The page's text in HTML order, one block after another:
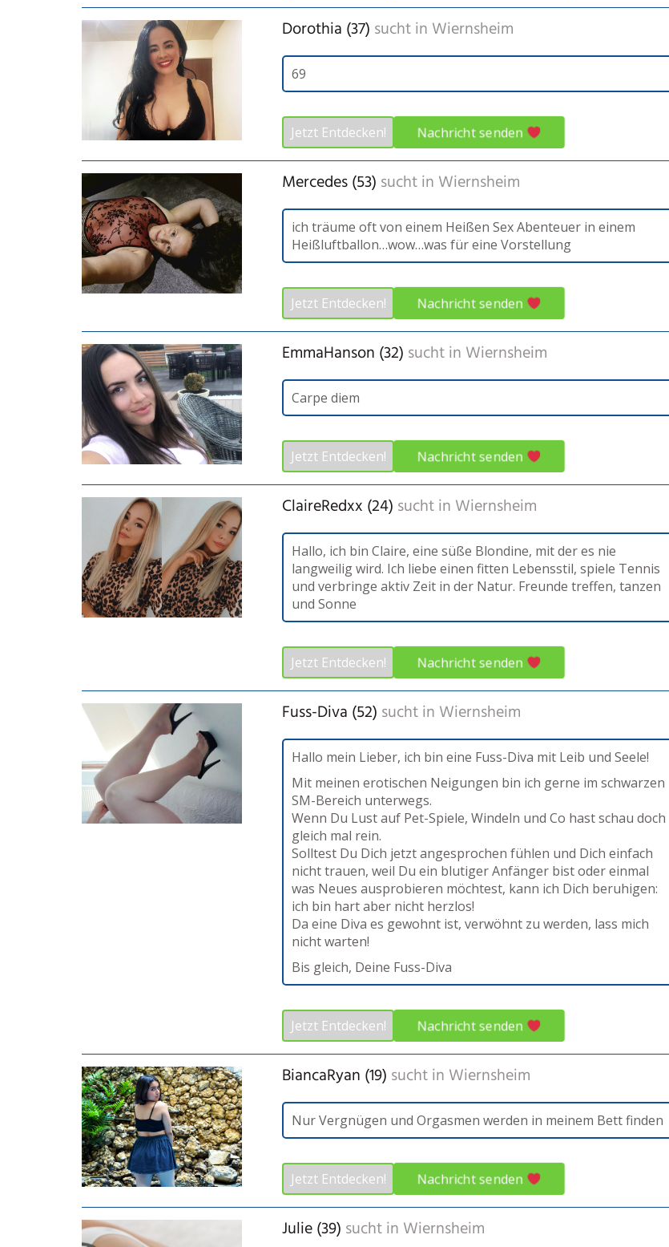
Dorothia (37) sucht in Wiernsheim
69
Jetzt Entdecken! Nachricht senden
Mercedes (53) sucht in Wiernsheim
ich träume oft von einem Heißen Sex Abenteuer in einem
Heißluftballon…wow…was für eine Vorstellung
Jetzt Entdecken! Nachricht senden
EmmaHanson (32) sucht in Wiernsheim
Carpe diem
Jetzt Entdecken! Nachricht senden
ClaireRedxx (24) sucht in Wiernsheim
Hallo, ich bin Claire, eine süße Blondine, mit der es nie
langweilig wird. Ich liebe einen fitten Lebensstil, spiele Tennis
und verbringe aktiv Zeit in der Natur. Freunde treffen, tanzen
und Sonne
Jetzt Entdecken! Nachricht senden
Fuss-Diva (52) sucht in Wiernsheim
Hallo mein Lieber, ich bin eine Fuss-Diva mit Leib und Seele!
Mit meinen erotischen Neigungen bin ich gerne im schwarzen
SM-Bereich unterwegs.
Wenn Du Lust auf Pet-Spiele, Windeln und Co hast schau doch
gleich mal rein.
Solltest Du Dich jetzt angesprochen fühlen und Dich einfach
nicht trauen, weil Du ein blutiger Anfänger bist oder einmal
was Neues ausprobieren möchtest, kann ich Dich beruhigen:
ich bin hart aber nicht herzlos!
Da eine Diva es gewohnt ist, verwöhnt zu werden, lass mich
nicht warten!
Bis gleich, Deine Fuss-Diva
Jetzt Entdecken! Nachricht senden
BiancaRyan (19) sucht in Wiernsheim
Nur Vergnügen und Orgasmen werden in meinem Bett finden
Jetzt Entdecken! Nachricht senden
Julie (39) sucht in Wiernsheim